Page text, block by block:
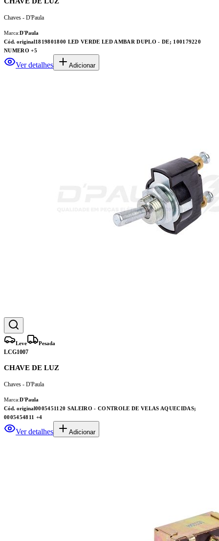
Chaves - D'Paula
Marca:D'Paula
Cód. original1819801800 LED VERDE LED AMBAR DUPLO - DE; 100179220
NUMERO +5
Ver detalhes Adicionar
Leve Pesada
LCG1007
CHAVE DE LUZ
Chaves - D'Paula
Marca:D'Paula
Cód. original0005451120 SALEIRO - CONTROLE DE VELAS AQUECIDAS;
0005454811 +4
Ver detalhes Adicionar